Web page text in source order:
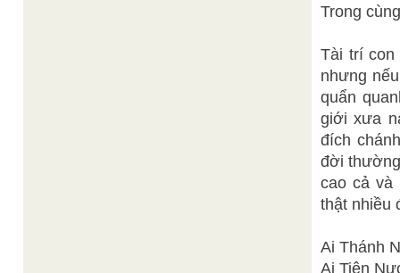
Trong
Tài trí con
nhưng
quẩn
giới xưa
đích
đời
cao cả và
thật nhiều
Ai Thánh
Ai Tiên